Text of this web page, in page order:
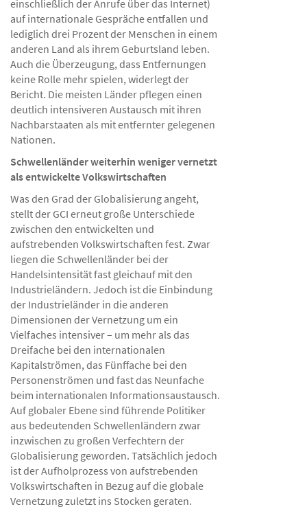
einschließlich der Anrufe über das Internet)
auf internationale Gespräche entfallen und
lediglich drei Prozent der Menschen in einem
anderen Land als ihrem Geburtsland leben.
Auch die Überzeugung, dass Entfernungen
keine Rolle mehr spielen, widerlegt der
Bericht. Die meisten Länder pflegen einen
deutlich intensiveren Austausch mit ihren
Nachbarstaaten als mit entfernter gelegenen
Nationen.
Schwellenländer weiterhin weniger vernetzt
als entwickelte Volkswirtschaften
Was den Grad der Globalisierung angeht,
stellt der GCI erneut große Unterschiede
zwischen den entwickelten und
aufstrebenden Volkswirtschaften fest. Zwar
liegen die Schwellenländer bei der
Handelsintensität fast gleichauf mit den
Industrieländern. Jedoch ist die Einbindung
der Industrieländer in die anderen
Dimensionen der Vernetzung um ein
Vielfaches intensiver – um mehr als das
Dreifache bei den internationalen
Kapitalströmen, das Fünffache bei den
Personenströmen und fast das Neunfache
beim internationalen Informationsaustausch.
Auf globaler Ebene sind führende Politiker
aus bedeutenden Schwellenländern zwar
inzwischen zu großen Verfechtern der
Globalisierung geworden. Tatsächlich jedoch
ist der Aufholprozess von aufstrebenden
Volkswirtschaften in Bezug auf die globale
Vernetzung zuletzt ins Stocken geraten.